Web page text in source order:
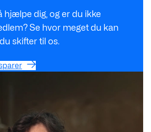
hjælpe dig, og er du ikke
Se hvor meget du kan
skifter til os.